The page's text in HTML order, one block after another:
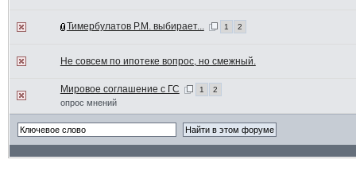
Тимербулатов Р.М. выбирает... 1 2
Не совсем по ипотеке вопрос, но смежный.
Мировое соглашение с ГС 1 2
опрос мнений